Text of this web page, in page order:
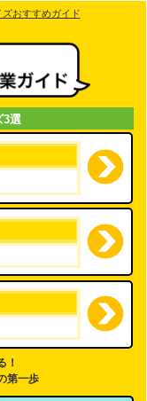
おすすめガイド
3選
！
第一歩